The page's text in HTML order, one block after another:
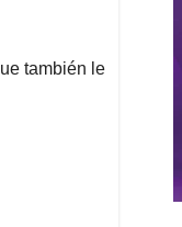
también le